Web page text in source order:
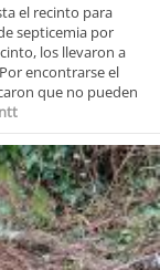
el recinto para
septicemia por
los llevaron a
encontrarse el
que no pueden